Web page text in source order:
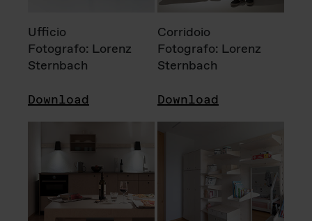
Ufficio
Fotografo: Lorenz
Sternbach
Download
Corridoio
Fotografo: Lorenz
Sternbach
Download